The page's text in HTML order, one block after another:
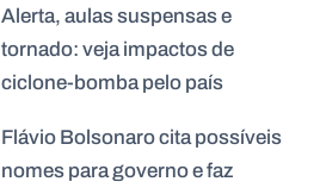
Alerta, aulas suspensas e
tornado: veja impactos de
ciclone-bomba pelo país
Flávio Bolsonaro cita possíveis
nomes para governo e faz